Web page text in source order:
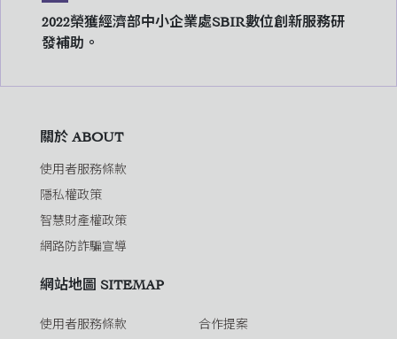
2022榮獲經濟部中小企業處SBIR數位創新服務研
發補助。
關於 ABOUT
使用者服務條款
隱私權政策
智慧財產權政策
網路防詐騙宣導
網站地圖 SITEMAP
使用者服務條款
合作提案